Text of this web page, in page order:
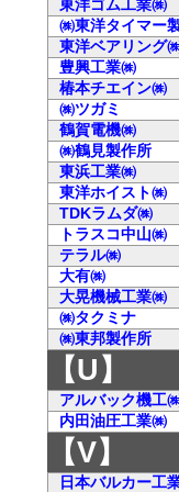
東洋ゴム工業㈱
㈱東洋タイマー
東洋ベアリング
豊興工業㈱
椿本チエイン㈱
㈱ツガミ
鶴賀電機㈱
㈱鶴見製作所
東浜工業㈱
東洋ホイスト㈱
TDKラムダ㈱
トラスコ中山㈱
テラル㈱
大有㈱
大晃機械工業㈱
㈱タクミナ
㈱東邦製作所
【U】
アルバック機工
内田油圧工業㈱
【V】
日本バルカー工